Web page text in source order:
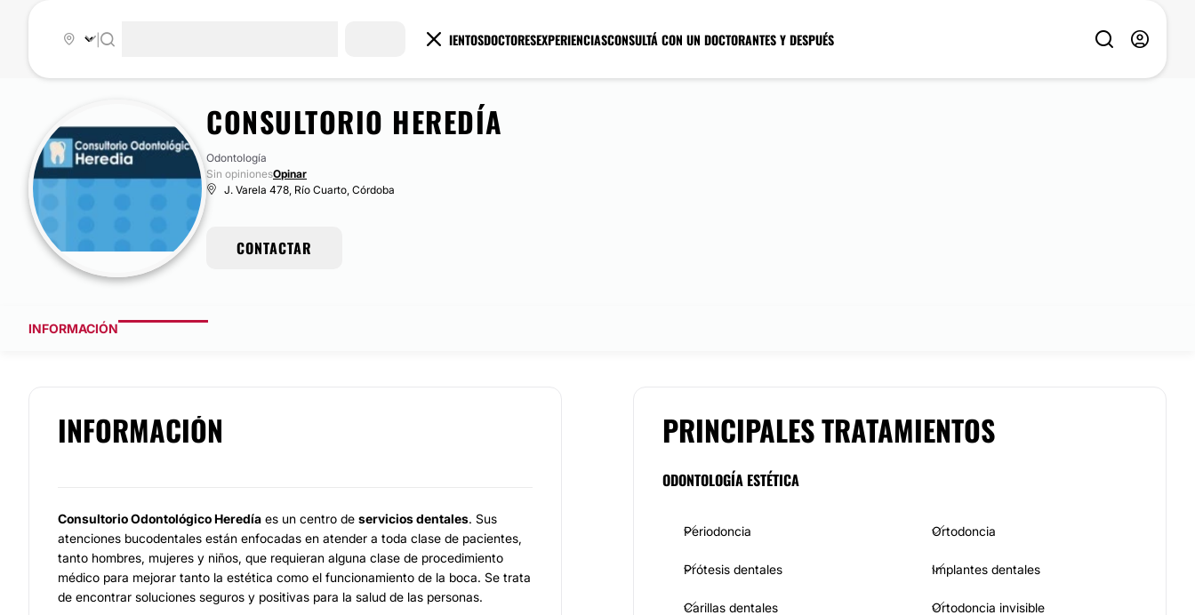
TRATAMIENTOSDOCTORESEXPERIENCIASCONSULTÁ CON UN DOCTORANTES Y DESPUÉS
CONSULTORIO HEREDÍA
Odontología
Sin opinionesOpinar
J. Varela 478, Río Cuarto, Córdoba
CONTACTAR
INFORMACIÓN
INFORMACIÓN
Consultorio Odontológico Heredía es un centro de servicios dentales. Sus
atenciones bucodentales están enfocadas en atender a toda clase de pacientes,
tanto hombres, mujeres y niños, que requieran alguna clase de procedimiento
médico para mejorar tanto la estética como el funcionamiento de la boca. Se trata
de encontrar soluciones seguros y positivas para la salud de las personas.
PRINCIPALES TRATAMIENTOS
ODONTOLOGÍA ESTÉTICA
Periodoncia Ortodoncia
Prótesis dentales Implantes dentales
Carillas dentales Ortodoncia invisible